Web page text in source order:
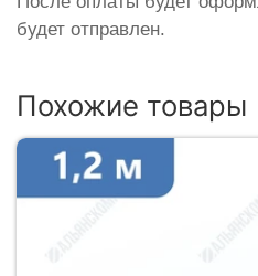
будет отправлен.
Похожие товары